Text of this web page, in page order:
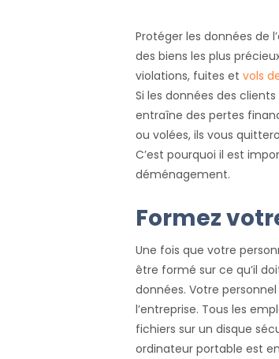
Protéger les données de
des biens les plus
violations, fuites et vols
Si les données des
entraîne des pertes
ou volées, ils vous
C’est pourquoi il est
déménagement.
Formez
Une fois que votre
être formé sur ce qu’il
données. Votre
l’entreprise. Tous les
fichiers sur un disque
ordinateur portable est